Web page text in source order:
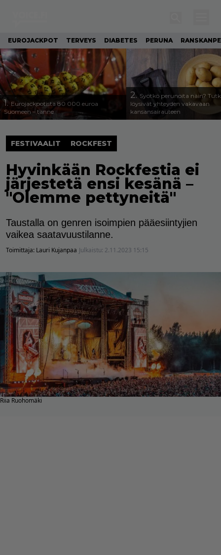
EUROJACKPOT TERVEYS DIABETES PERUNA
1. Eurojackpotista 80 000 euroa
Suomeen – tänne
2. Syötkö perunoita näin?
löysivät yhteyden vakavaan
kansansairauteen
FESTIVAALIT ROCKFEST
Hyvinkään Rockfestia ei
järjestetä ensi kesänä –
"Olemme pettyneitä"
Taustalla on genren isoimpien pääesiintyjien
vaikea saatavuustilanne.
Toimittaja: Lauri Kujanpaa Julkaistu: 2.11.2023 15:15
Riia Ruohomäki